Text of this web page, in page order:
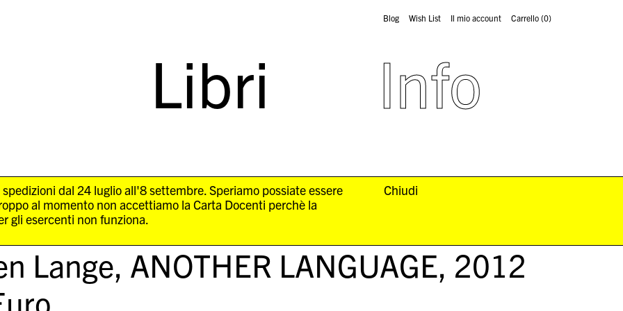
Libri Info
Blog Wish List Il mio account Carrello(0)
dal 24 luglio all'8 settembre. Speriamo possiate essere
al momento non accettiamo la Carta Docenti perchè la
gli esercenti non funziona.
Chiudi
Lange, ANOTHER LANGUAGE, 2012